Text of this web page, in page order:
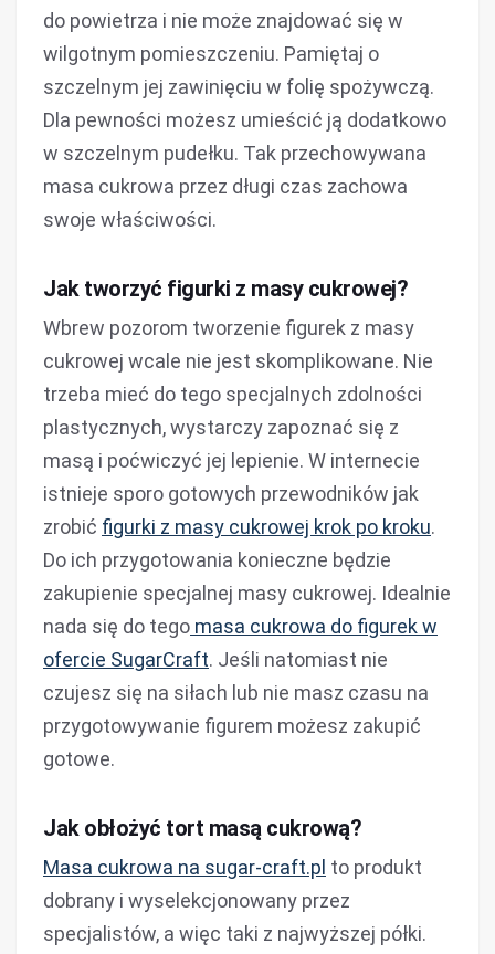
do powietrza i nie może znajdować się w
wilgotnym pomieszczeniu. Pamiętaj o
szczelnym jej zawinięciu w folię spożywczą.
Dla pewności możesz umieścić ją dodatkowo
w szczelnym pudełku. Tak przechowywana
masa cukrowa przez długi czas zachowa
swoje właściwości.
Jak tworzyć figurki z masy cukrowej?
Wbrew pozorom tworzenie figurek z masy
cukrowej wcale nie jest skomplikowane. Nie
trzeba mieć do tego specjalnych zdolności
plastycznych, wystarczy zapoznać się z
masą i poćwiczyć jej lepienie. W internecie
istnieje sporo gotowych przewodników jak
zrobić figurki z masy cukrowej krok po kroku.
Do ich przygotowania konieczne będzie
zakupienie specjalnej masy cukrowej. Idealnie
nada się do tego masa cukrowa do figurek w
ofercie SugarCraft. Jeśli natomiast nie
czujesz się na siłach lub nie masz czasu na
przygotowywanie figurem możesz zakupić
gotowe.
Jak obłożyć tort masą cukrową?
Masa cukrowa na sugar-craft.pl to produkt
dobrany i wyselekcjonowany przez
specjalistów, a więc taki z najwyższej półki.